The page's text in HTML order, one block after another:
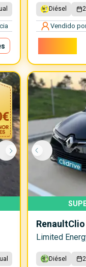
Diésel
Vendido
€
RenaultClio
Limited
Diésel